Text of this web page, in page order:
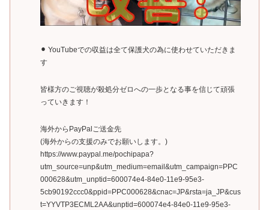
⚫︎ YouTubeでの収益は全て保護犬の為に使わせていただきま
す
皆様方のご視聴が殺処分ゼロへの一歩となる事を信じて頑張
っていきます！
海外からPayPalご送金先
(海外からの支援のみでお願いします。)
https://www.paypal.me/pochipapa?
utm_source=unp&utm_medium=email&utm_campaign=PPC
000628&utm_unptid=600074e4-84e0-11e9-95e3-
5cb90192ccc0&ppid=PPC000628&cnac=JP&rsta=ja_JP&cus
t=YYVTP3ECML2AA&unptid=600074e4-84e0-11e9-95e3-